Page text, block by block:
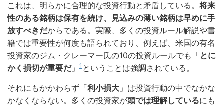
これは、明らかに合理的な投資行動と矛盾している。将来
性のある銘柄は保有を続け、見込みの薄い銘柄は早めに手
放すべきだからである。実際、多くの投資ルール解説や書
籍では重要性が何度も語られており、例えば、米国の有名
投資家のジム・クレーマー氏の10の投資ルールでも「とに
かく損切が重要だ」 1 ということは強調されている。
それにもかかわらず「利小損大 」は投資行動の中でなかな
かなくならない。多くの投資家が頭では理解しているにも